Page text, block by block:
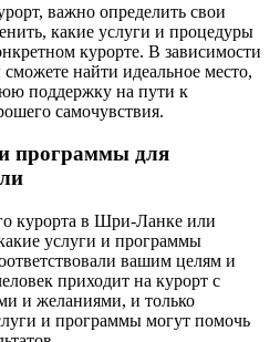
важно определить свои
какие услуги и процедуры
курорте. В зависимости
найти идеальное место,
поддержку на пути к
самочувствия.
программы для
курорта в Шри-Ланке или
услуги и программы
вашим целям и
приходит на курорт с
и желаниями, и только
и программы могут помочь